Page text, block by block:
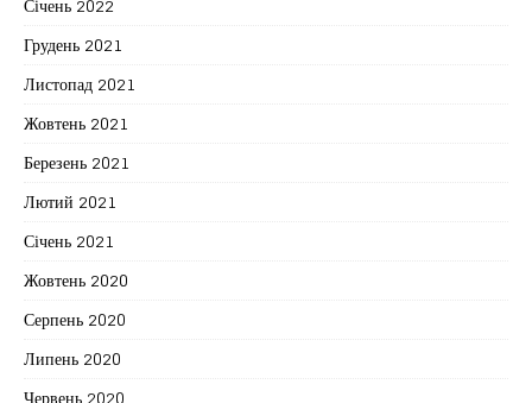
Грудень 2021
Листопад 2021
Жовтень 2021
Березень 2021
Лютий 2021
Січень 2021
Жовтень 2020
Серпень 2020
Липень 2020